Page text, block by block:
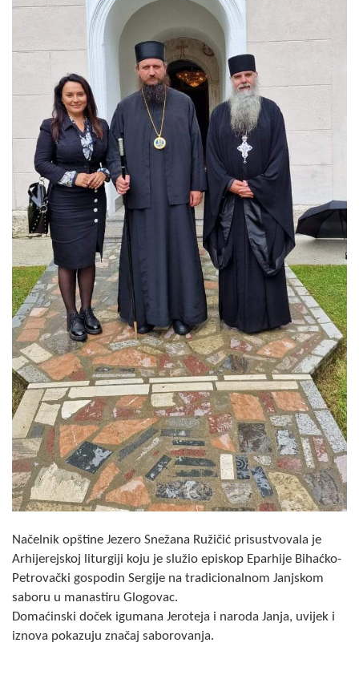
Skupštinsko vijeće opštine jezero
Sastav Skupštine
Službeni Glasnici
OPŠTINSKA UPRAVA
Vijesti
Aktivnosti
Javni pozivi
Obavještenja
Zaštita od požara
COVID 19
Geoistraživanja
FINANSIJE
PRIVREDA
Poljoprivreda
Turizam
Sport
CIVILNA ZAŠTITA
Načelnik opštine Jezero Snežana Ružičić prisustvovala je
Arhijerejskoj liturgiji koju je služio episkop Eparhije Bihaćko-
Petrovački gospodin Sergije na tradicionalnom Janjskom
saboru u manastiru Glogovac.
Domaćinski doček igumana Jeroteja i naroda Janja, uvijek i
iznova pokazuju značaj saborovanja.